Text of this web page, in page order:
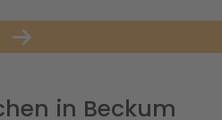
in Beckum